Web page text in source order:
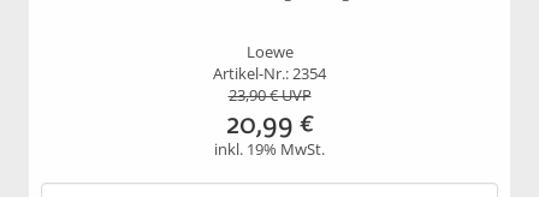
Loewe
Artikel-Nr.: 2354
23,90€ UVP
20,99 €
inkl. 19% MwSt.